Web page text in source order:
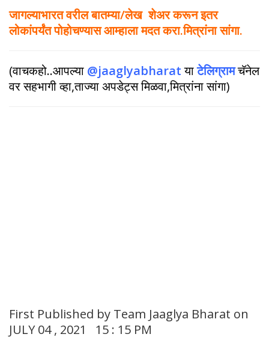
जागल्याभारत वरील बातम्या/लेख शेअर करून इतर
लोकांपर्यंत पोहोचण्यास आम्हाला मदत करा.मित्रांना सांगा.
(वाचकहो..आपल्या @jaaglyabharat याटेलिग्रामचॅनेल
वर सहभागी व्हा,ताज्या अपडेट्स मिळवा,मित्रांना सांगा)
First Published by Team Jaaglya Bharat on
JULY 04 , 2021 15 : 15 PM